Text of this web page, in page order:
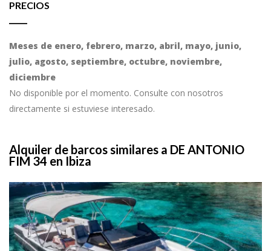
PRECIOS
Meses de enero, febrero, marzo, abril, mayo, junio,
julio, agosto, septiembre, octubre, noviembre,
diciembre
No disponible por el momento. Consulte con nosotros
directamente si estuviese interesado.
Alquiler de barcos similares a DE ANTONIO
FIM 34 en Ibiza